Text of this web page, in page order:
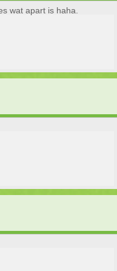
wat apart is haha.